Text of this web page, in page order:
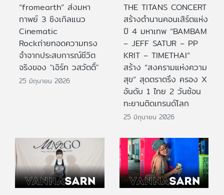
“fromearth” ส่งมหา
กาพย์ 3 ซิงเกิลแนว
Cinematic
Rockถ่ายทอดความทรง
จำจากประสบการณ์ชีวิต
จริงของ "เอิร์ท วสวัตติ์"
25 มิถุนายน 2026
THE TITANS CONCERT
สร้างตำนานคอนเสิร์ตแห่ง
ปี 4 มหาเทพ “BAMBAM
– JEFF SATUR – PP
KRIT – TIMETHAI”
สร้าง “สงครามแห่งความ
สุข” สุดตราตรึง ครอง X
อันดับ 1 ไทย 2 วันซ้อน
ทะยานติดเทรนด์โลก
25 มิถุนายน 2026